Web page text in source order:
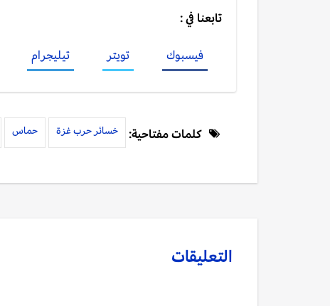
تابعنا في :
فيسبوك تويتر تيليجرام
كلمات مفتاحية: خسائر حرب غزة حماس
التعليقات